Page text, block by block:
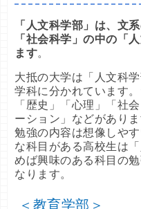
「人文科学部」は、文
「社会科学」の中の「
ます。
大抵の大学は「人文科
学科に分かれています
「歴史」「心理」「社
ーション」などがありま
勉強の内容は想像しや
な科目がある高校生は
めば興味のある科目の
なります。
＜教育学部＞